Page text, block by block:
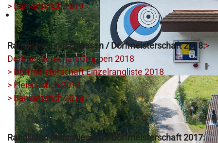
> Bankettstich 2019
Ranglisten Endschiessen / Dorfmeisterschaft 2018:>
Dorfmeisterschaft Gruppen 2018
> Dorfmeisterschaft Einzelrangliste 2018
> Fleischstich 2018
> Bankettstich 2018
Ranglisten Endschiessen / Dorfmeisterschaft 2017: